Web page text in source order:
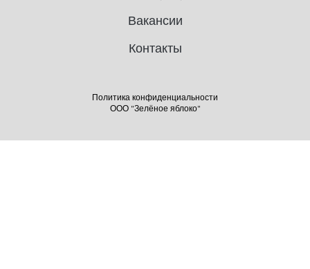
Вакансии
Контакты
Политика конфиденциальности
ООО "Зелёное яблоко"